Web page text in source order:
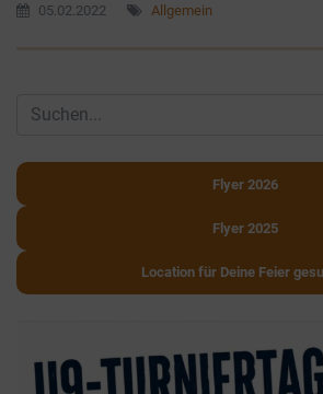
05.02.2022 Allgemein
Flyer 2026
Flyer 2025
Location für Deine Feier